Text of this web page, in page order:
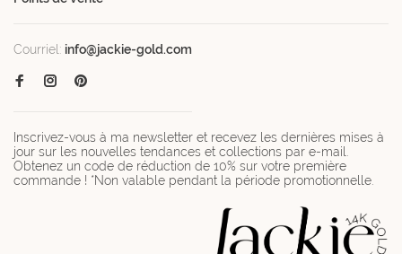
Courriel: info@jackie-gold.com
Inscrivez-vous à ma newsletter et recevez les dernières mises à
jour sur les nouvelles tendances et collections par e-mail.
Obtenez un code de réduction de 10% sur votre première
commande ! *Non valable pendant la période promotionnelle.